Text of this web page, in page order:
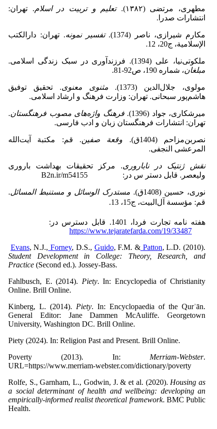
مطهری، مرتضی (۱۳۸۲). تعلیم و تربیت در اسلام. تهران:
انتشارات صدرا.
مکارم شیرازى، ناصر (1374). تفسیر نمونه. تهران: دارالکتب
الإسلامیة، ج20، 12.
ملکوتی‌نیا، علی (1394). فرزندآوری در سبک زندگی اسلامی.
مبلغان، شماره 190، ص92-81.
مولوی، جلال‎‌الدین (1373). مثنوی معنوی. تحقیق توفیق
هاشم‌پور سبحانی. تهران: وزارت فرهنگ و ارشاد اسلامی.
میرشکاری، جواد (1396). فرهنگ‌ واژه‌های مصوب فرهنگستان.
تهران: انتشارات فرهنگستان زبان ‌و ادب فارسی.
نصربن‌مزاحم (1404ق). وقعة صفین. قم: مکتبة آیت‌الله
المرعشی النجفی.
نقش ژنتیک در ناباروری. مرکز تحقیقات بهداشت باروری
ولیعصر. قابل دستر س در: B2n.ir/m54155
نورى، حسین‌ (1408ق). مستدرک الوسائل ‌و مستنبط المسائل.
قم: مؤسسة آل‌البیت، ج15، 13.
هفته نامه تجارت فردا، 1401. قابل دسترس در:
https://www.tejaratefarda.com/19/33487
Evans, N.J., Forney, D.S., Guido, F.M. &Patton, L.D. (2010).
StudentDevelopment in College: Theory, Research, and
Practice (Second ed.). Jossey-Bass.
Fahlbusch, E. (2014). Piety. In: Encyclopedia of Christianity
Online. Brill Online.
Kinberg, L. (2014). Piety. In: Encyclopaedia of the Qurʾān.
General Editor: Jane Dammen McAuliffe. Georgetown
University, Washington DC. Brill Online.
Piety (2024). In: Religion Past and Present. Brill Online.
Poverty (2013). In: Merriam-Webster.
URL=https://www.merriam-webster.com/dictionary/poverty
Rolfe, S., Garnham, L., Godwin, J. & et al. (2020). Housing as
a social determinant of health and wellbeing: developing an
empirically-informed realist theoretical framework. BMC Public
Health.